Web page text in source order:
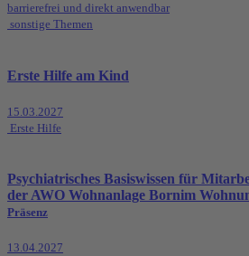
barrierefrei und direkt anwendbar
sonstige Themen
Erste Hilfe am Kind
15.03.2027
Erste Hilfe
Psychiatrisches Basiswissen für
der AWO Wohnanlage Bornim
Präsenz
13.04.2027